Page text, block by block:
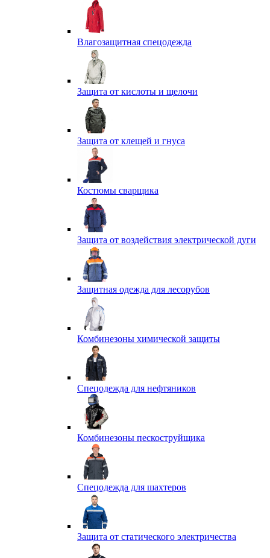
Влагозащитная спецодежда
Защита от кислоты и щелочи
Защита от клещей и гнуса
Костюмы сварщика
Защита от воздействия электрической дуги
Защитная одежда для лесорубов
Комбинезоны химической защиты
Спецодежда для нефтяников
Комбинезоны пескоструйщика
Спецодежда для шахтеров
Защита от статического электричества